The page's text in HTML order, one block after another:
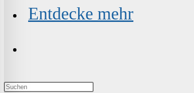
Entdecke mehr
Suche